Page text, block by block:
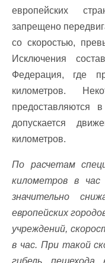
европейских
запрещено
со скоростью,
Исключения
Федерация, где
километров.
допускается
километров.
По расчетам
километров в
значительно
европейских
учреждений,
в час. При такой
гибель пешехода